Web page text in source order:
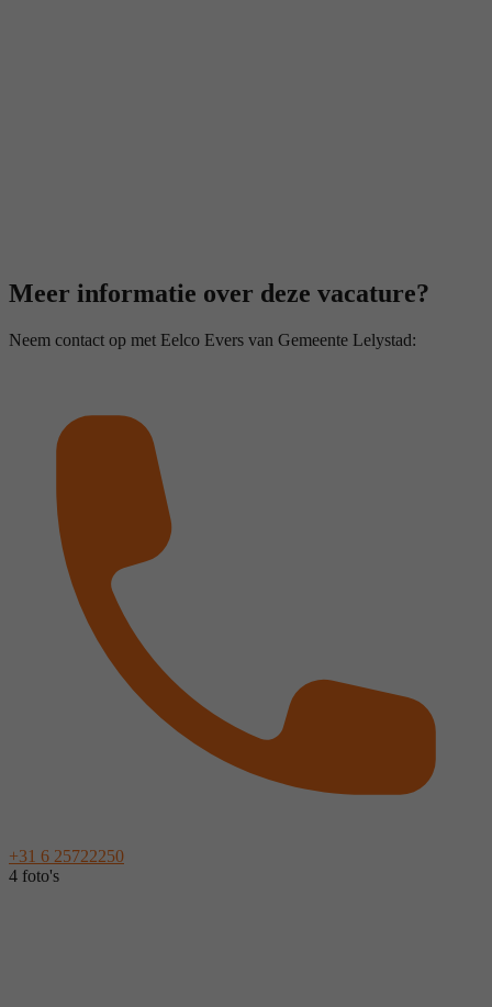
Meer informatie over deze vacature?
Neem contact op met Eelco Evers van Gemeente Lelystad:
+31 6 25722250
4 foto's